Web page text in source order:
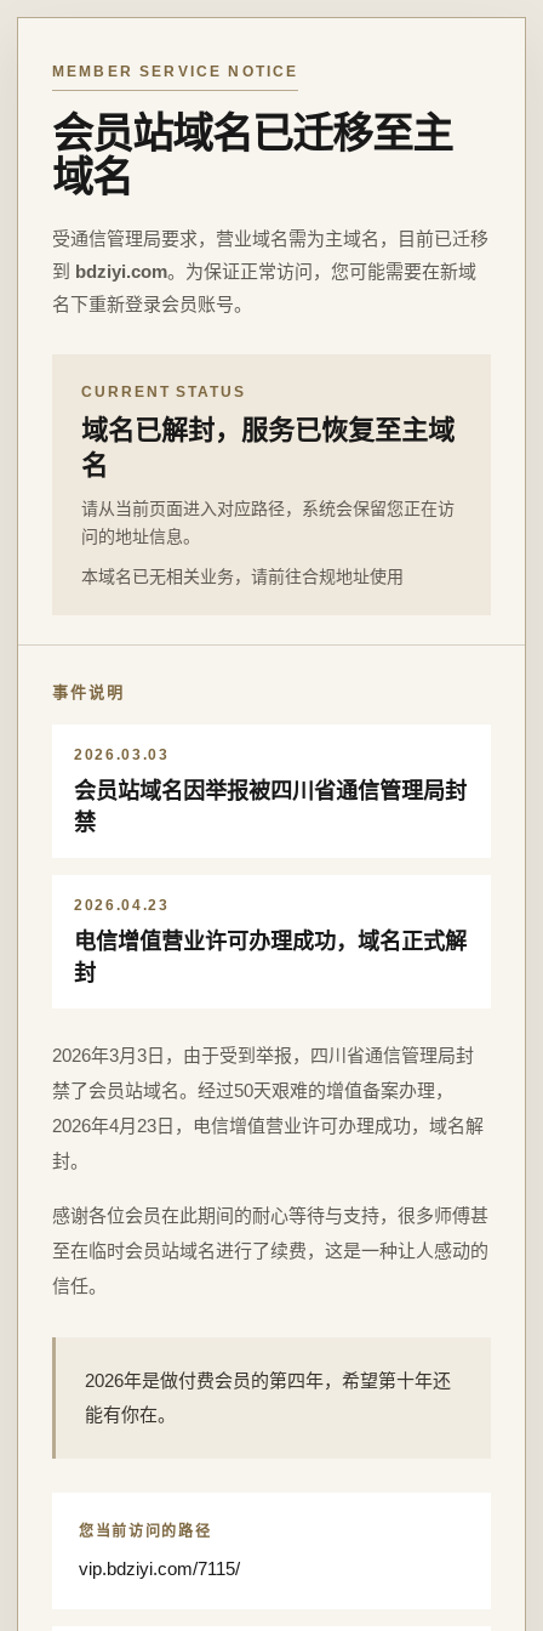
MEMBER SERVICE NOTICE
会员站域名已迁移至主
域名
受通信管理局要求，营业域名需为主域名，目前已迁移
到 bdziyi.com。为保证正常访问，您可能需要在新域
名下重新登录会员账号。
CURRENT STATUS
域名已解封，服务已恢复至主域
名
请从当前页面进入对应路径，系统会保留您正在访
问的地址信息。
本域名已无相关业务，请前往合规地址使用
事件说明
2026.03.03
会员站域名因举报被四川省通信管理局封
禁
2026.04.23
电信增值营业许可办理成功，域名正式解
封
2026年3月3日，由于受到举报，四川省通信管理局封
禁了会员站域名。经过50天艰难的增值备案办理，
2026年4月23日，电信增值营业许可办理成功，域名解
封。
感谢各位会员在此期间的耐心等待与支持，很多师傅甚
至在临时会员站域名进行了续费，这是一种让人感动的
信任。
2026年是做付费会员的第四年，希望第十年还
能有你在。
您当前访问的路径
vip.bdziyi.com/7115/